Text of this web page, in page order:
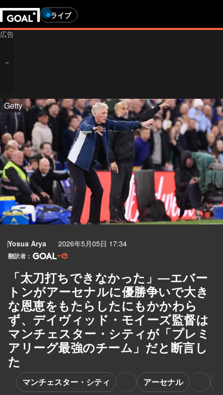
ライブ
Getty
Yosua Arya 2026年5月05日 17:34
翻訳者：
「太刀打ちできなかった」―エバー
トンがアーセナルに優勝争いで大き
な恩恵をもたらしたにもかかわら
ず、デイヴィッド・モイーズ監督は
マンチェスター・シティが「プレミ
アリーグ最強のチーム」だと断言し
た
マンチェスター・シティ アーセナル